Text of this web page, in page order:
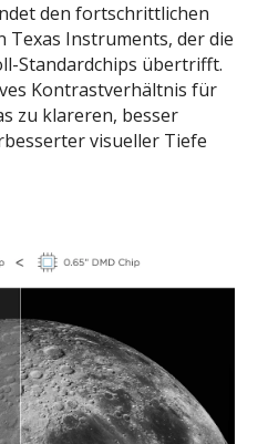
den fortschrittlichen
Texas Instruments, der die
Standardchips übertrifft.
Kontrastverhältnis für
zu klareren, besser
visueller Tiefe